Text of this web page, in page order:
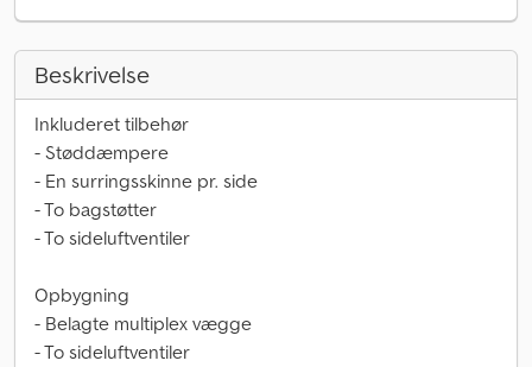
Beskrivelse
Inkluderet tilbehør
- Støddæmpere
- En surringsskinne pr. side
- To bagstøtter
- To sideluftventiler
Opbygning
- Belagte multiplex vægge
- To sideluftventiler